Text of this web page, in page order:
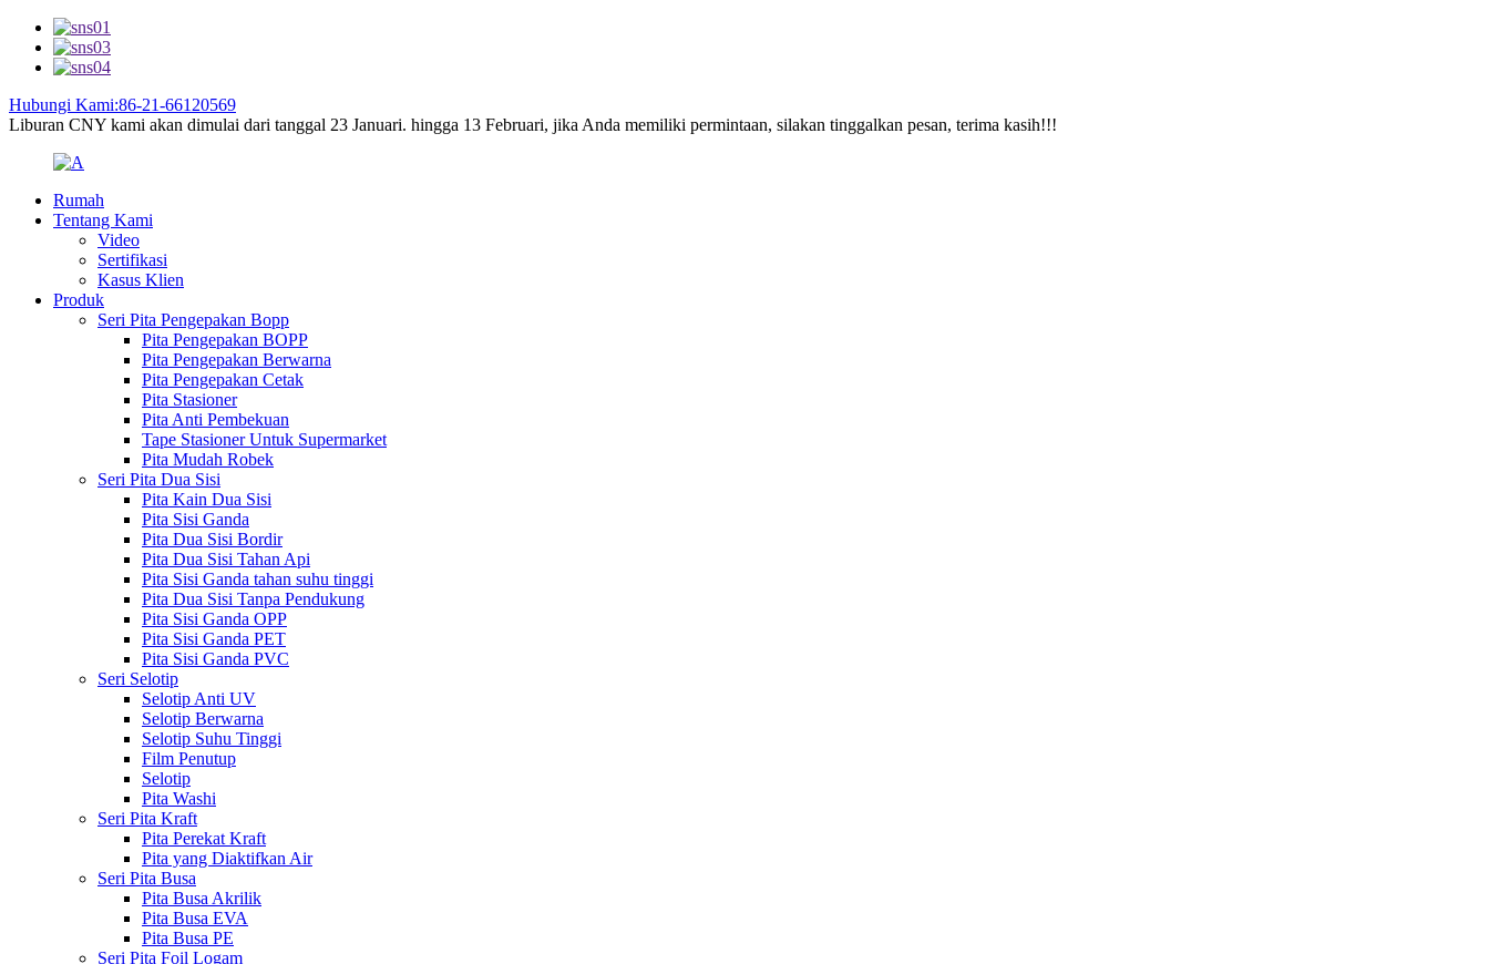
Hubungi Kami:86-21-66120569
Liburan CNY kami akan dimulai dari tanggal 23 Januari. hingga 13 Februari, jika Anda memiliki permintaan, silakan tinggalkan pesan, terima kasih!!!
Rumah
Tentang Kami
Video
Sertifikasi
Kasus Klien
Produk
Seri Pita Pengepakan Bopp
Pita Pengepakan BOPP
Pita Pengepakan Berwarna
Pita Pengepakan Cetak
Pita Stasioner
Pita Anti Pembekuan
Tape Stasioner Untuk Supermarket
Pita Mudah Robek
Seri Pita Dua Sisi
Pita Kain Dua Sisi
Pita Sisi Ganda
Pita Dua Sisi Bordir
Pita Dua Sisi Tahan Api
Pita Sisi Ganda tahan suhu tinggi
Pita Dua Sisi Tanpa Pendukung
Pita Sisi Ganda OPP
Pita Sisi Ganda PET
Pita Sisi Ganda PVC
Seri Selotip
Selotip Anti UV
Selotip Berwarna
Selotip Suhu Tinggi
Film Penutup
Selotip
Pita Washi
Seri Pita Kraft
Pita Perekat Kraft
Pita yang Diaktifkan Air
Seri Pita Busa
Pita Busa Akrilik
Pita Busa EVA
Pita Busa PE
Seri Pita Foil Logam